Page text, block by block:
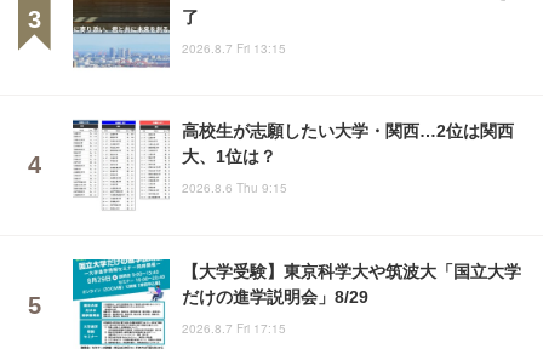
了
2026.8.7 Fri 13:15
高校生が志願したい大学・関西…2位は関西
大、1位は？
2026.8.6 Thu 9:15
【大学受験】東京科学大や筑波大「国立大学
だけの進学説明会」8/29
2026.8.7 Fri 17:15